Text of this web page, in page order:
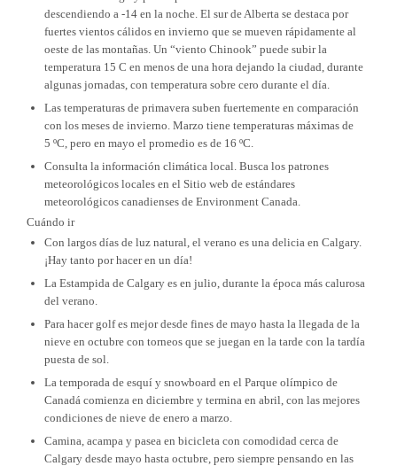
descendiendo a -14 en la noche. El sur de Alberta se destaca por
fuertes vientos cálidos en invierno que se mueven rápidamente al
oeste de las montañas. Un “viento Chinook” puede subir la
temperatura 15 C en menos de una hora dejando la ciudad, durante
algunas jornadas, con temperatura sobre cero durante el día.
Las temperaturas de primavera suben fuertemente en comparación
con los meses de invierno. Marzo tiene temperaturas máximas de
5 ºC, pero en mayo el promedio es de 16 ºC.
Consulta la información climática local. Busca los patrones
meteorológicos locales en el Sitio web de estándares
meteorológicos canadienses de Environment Canada.
Cuándo ir
Con largos días de luz natural, el verano es una delicia en Calgary.
¡Hay tanto por hacer en un día!
La Estampida de Calgary es en julio, durante la época más calurosa
del verano.
Para hacer golf es mejor desde fines de mayo hasta la llegada de la
nieve en octubre con torneos que se juegan en la tarde con la tardía
puesta de sol.
La temporada de esquí y snowboard en el Parque olímpico de
Canadá comienza en diciembre y termina en abril, con las mejores
condiciones de nieve de enero a marzo.
Camina, acampa y pasea en bicicleta con comodidad cerca de
Calgary desde mayo hasta octubre, pero siempre pensando en las